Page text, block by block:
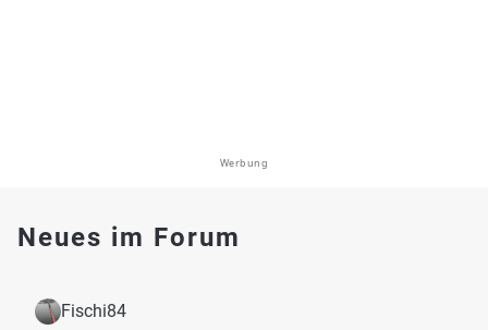
Werbung
Neues im Forum
Fischi84